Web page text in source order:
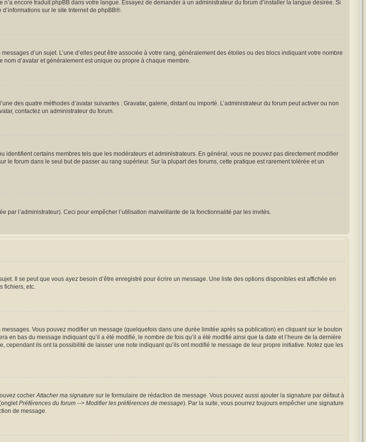
encore traduit phpBB dans votre langue. Essayez de demander à un administrateur du forum d’installer la langue désirée. Si
sur le site Internet de phpBB®.
d’un sujet. L’une d’elles peut être associée à votre rang, généralement des étoiles ou des blocs indiquant votre nombre
d’avatar et généralement est unique ou propre à chaque membre.
des quatre méthodes d’avatar suivantes : Gravatar, galerie, distant ou importé. L’administrateur du forum peut activer ou non
contactez un administrateur du forum.
identifient certains membres tels que les modérateurs et administrateurs. En général, vous ne pouvez pas directement modifier
le forum dans le seul but de passer au rang supérieur. Sur la plupart des forums, cette pratique est rarement tolérée et un
par l’administrateur). Ceci pour empêcher l’utilisation malveillante de la fonctionnalité par les invités.
Il se peut que vous ayez besoin d’être enregistré pour écrire un message. Une liste des options disponibles est affichée en
fichiers, etc.
Vous pouvez modifier un message (quelquefois dans une durée limitée après sa publication) en cliquant sur le bouton
en bas du message indiquant qu’il a été modifié, le nombre de fois qu’il a été modifié ainsi que la date et l’heure de la dernière
ils ont la possibilité de laisser une note indiquant qu’ils ont modifié le message de leur propre initiative. Notez que les
cocherAttacher ma signaturesur le formulaire de rédaction de message. Vous pouvez aussi ajouter la signature par défaut à
Préférences du forum --> Modifier les préférences de message). Par la suite, vous pourrez toujours empêcher une signature
de message.